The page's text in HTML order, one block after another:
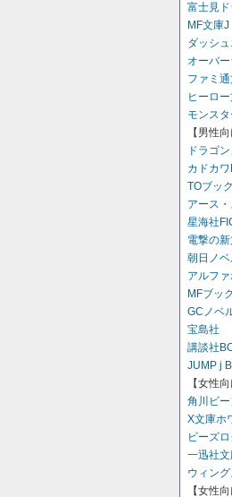
富士見
MF文庫J
ダッシ
オーバ
ファミ
ヒーロ
モンス
【男性
ドラゴ
カドカ
TOブッ
アース
星海社
電撃の
朝日ノ
アルフ
MFブッ
GCノベ
宝島社
講談社
JUMP j
【女性
角川ビ
X文庫ホ
ビーズ
一迅社
ウィン
【女性